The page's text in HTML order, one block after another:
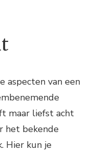
aspecten van een
maar liefst acht
het bekende
Hier kun je